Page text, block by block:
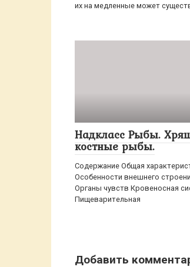
их на медленные может
Надкласс Рыбы.
костные рыбы.
Содержание Общая
Особенности внешнего
Органы чувств Кровеносная
Пищеварительная
Добавить